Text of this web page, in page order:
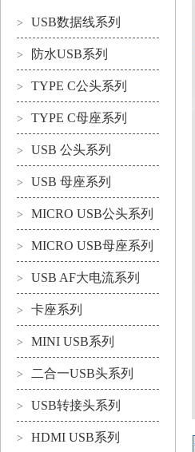
> USB数据线系列
> 防水USB系列
> TYPE C公头系列
> TYPE C母座系列
> USB 公头系列
> USB 母座系列
> MICRO USB公头系列
> MICRO USB母座系列
> USB AF大电流系列
> 卡座系列
> MINI USB系列
> 二合一USB头系列
> USB转接头系列
> HDMI USB系列